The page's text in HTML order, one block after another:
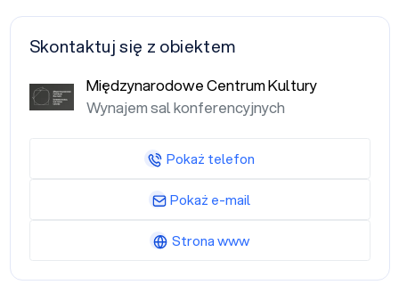
Skontaktuj się z obiektem
Międzynarodowe Centrum Kultury
Wynajem sal konferencyjnych
Pokaż telefon
Pokaż e-mail
Strona www